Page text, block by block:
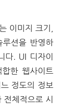
이미지 크기,
션을 반영하
다. UI 디자이
한 웹사이트
정도의 정보
전체적으로 시